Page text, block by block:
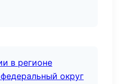
в регионе
округ